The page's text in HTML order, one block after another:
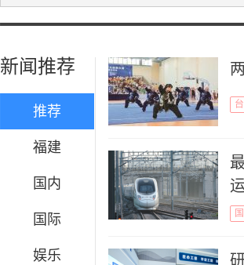
新闻推荐
推荐
福建
国内
国际
娱乐